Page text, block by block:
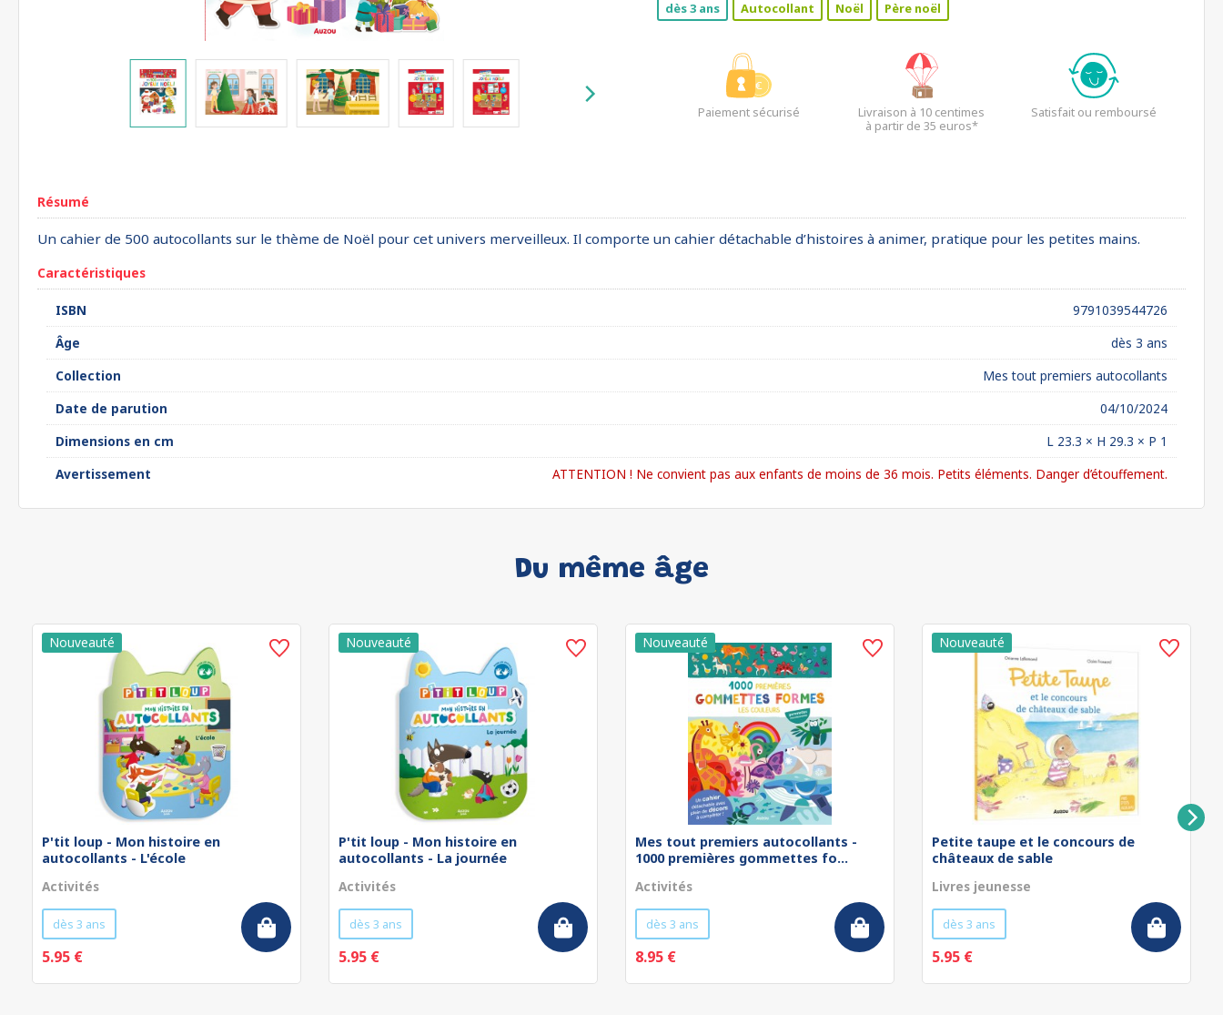
dès 3 ans Autocollant Noël Père noël
Paiement sécurisé
Livraison à 10 centimes
à partir de 35 euros*
Satisfait ou remboursé
Résumé
Un cahier de 500 autocollants sur le thème de Noël pour cet univers merveilleux. Il comporte un cahier détachable d’histoires à animer, pratique pour les petites mains.
Caractéristiques
ISBN
9791039544726
Âge
dès 3 ans
Collection
Mes tout premiers autocollants
Date de parution
04/10/2024
Dimensions en cm
L 23.3 × H 29.3 × P 1
Avertissement
ATTENTION ! Ne convient pas aux enfants de moins de 36 mois. Petits éléments. Danger d’étouffement.
Du même âge
P'tit loup - Mon histoire en
autocollants - L'école
Activités
dès 3 ans
5.95 €
P'tit loup - Mon histoire en
autocollants - La journée
Activités
dès 3 ans
5.95 €
Mes tout premiers autocollants -
1000 premières gommettes fo...
Activités
dès 3 ans
8.95 €
Petite taupe et le concours de
châteaux de sable
Livres jeunesse
dès 3 ans
5.95 €